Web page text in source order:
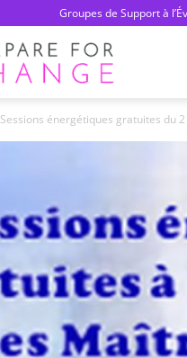
Groupes de Support à
Change
–
Français
Sessions énergétiques gratuites du